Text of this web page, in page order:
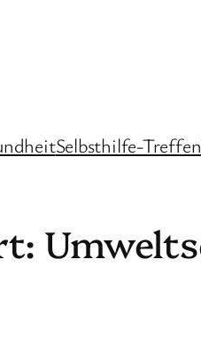
Selbsthilfe-Treffen